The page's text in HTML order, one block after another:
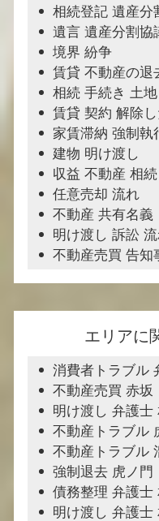
相続登記 遺産分
遺言 遺産分割協
境界 紛争
賃貸 不動産の退
相続 手続き 土地
賃貸 契約 解除
家賃滞納 強制執
建物 明け渡し
収益 不動産 相
任意売却 流れ
不動産 共有名義
明け渡し 訴訟
不動産売買 告知
エリアに
消費者トラブル
不動産売買 赤坂
明け渡し 弁護士
不動産トラブル
不動産トラブル
強制退去 虎ノ門
債務整理 弁護士
明け渡し 弁護士